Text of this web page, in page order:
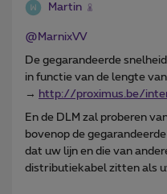
Martin
@MarnixVV
De gegarandeerde
in functie van de lengte
→ http://proximus.be/
En de DLM zal proberen
bovenop de
dat uw lijn en die van
distributiekabel zitten als